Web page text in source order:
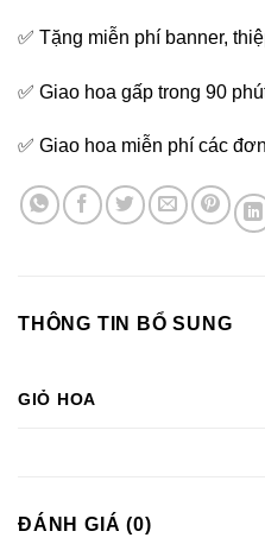
✅ Tặng miễn phí banner,
✅ Giao hoa gấp trong 90
✅ Giao hoa miễn phí các
THÔNG TIN BỔ SUNG
GIỎ HOA
ĐÁNH GIÁ (0)